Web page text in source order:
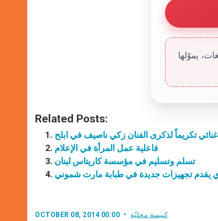
يموّلها
Related Posts:
تكريماً لذكرى الفنان زكي ناصيف في ابلح
فاعلية عمل المرأة في الإعلام
تسلم وتسليم في مؤسسة كاريتاس لبنان
يقدم تجهيزات جديدة في طبابة مارت شموني
OCTOBER 08, 2014 00:00 كنيسة محليّة